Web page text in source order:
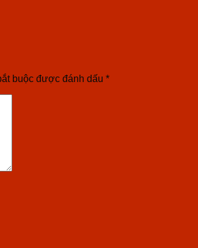
buộc được đánh dấu *